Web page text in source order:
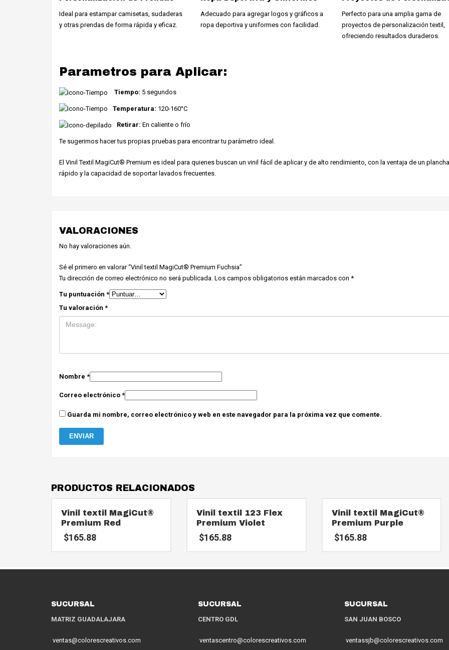
Ideal para estampar camisetas, sudaderas
y otras prendas de forma rápida y eficaz.
Adecuado para agregar logos y gráficos a
ropa deportiva y uniformes con facilidad.
Perfecto para una amplia gama de
proyectos de personalización textil,
ofreciendo resultados duraderos.
Parametros para Aplicar:
Tiempo: 5 segundos
Temperatura: 120-160°C
Retirar: En caliente o frío
Te sugerimos hacer tus propias pruebas para encontrar tu parámetro ideal.
El Vinil Textil MagiCut® Premium es ideal para quienes buscan un vinil fácil de aplicar y de alto rendimiento, con la ventaja de un
rápido y la capacidad de soportar lavados frecuentes.
VALORACIONES
No hay valoraciones aún.
Sé el primero en valorar “Vinil textil MagiCut® Premium Fuchsia”
Tu dirección de correo electrónico no será publicada. Los campos obligatorios están marcados con *
Tu puntuación *
Tu valoración *
Nombre *
Correo electrónico *
Guarda mi nombre, correo electrónico y web en este navegador para la próxima vez que comente.
PRODUCTOS RELACIONADOS
Vinil textil MagiCut®
Premium Red
$165.88
Vinil textil 123 Flex
Premium Violet
$165.88
Vinil textil MagiCut®
Premium Purple
$165.88
SUCURSAL
MATRIZ GUADALAJARA
ventas@colorescreativos.com
SUCURSAL
CENTRO GDL
ventascentro@colorescreativos.com
SUCURSAL
SAN JUAN BOSCO
ventassjb@colorescreativos.com